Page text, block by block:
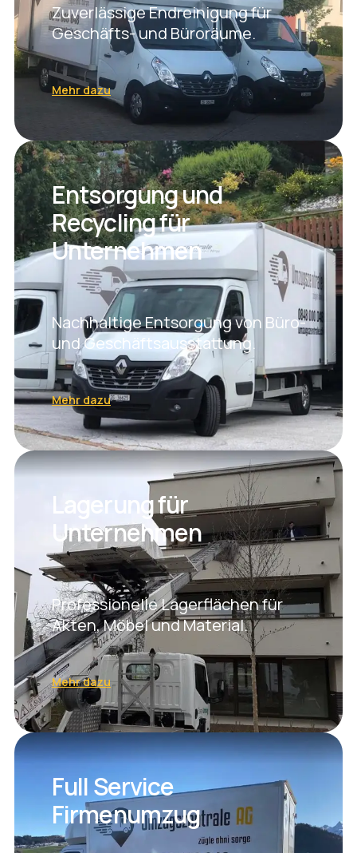
Zuverlässige Endreinigung für
Geschäfts- und Büroräume.
Mehr dazu
Entsorgung und
Recycling für
Unternehmen
Nachhaltige Entsorgung von Büro-
und Geschäftsausstattung.
Mehr dazu
Lagerung für
Unternehmen
Professionelle Lagerflächen für
Akten, Möbel und Material.
Mehr dazu
Full Service
Firmenumzug